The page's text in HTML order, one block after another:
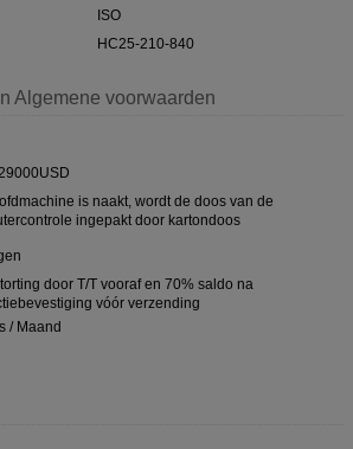
ISO
HC25-210-840
Algemene voorwaarden
is naakt, wordt de doos van de
ingepakt door kartondoos
door T/T vooraf en 70% saldo na
vóór verzending
/ Maand